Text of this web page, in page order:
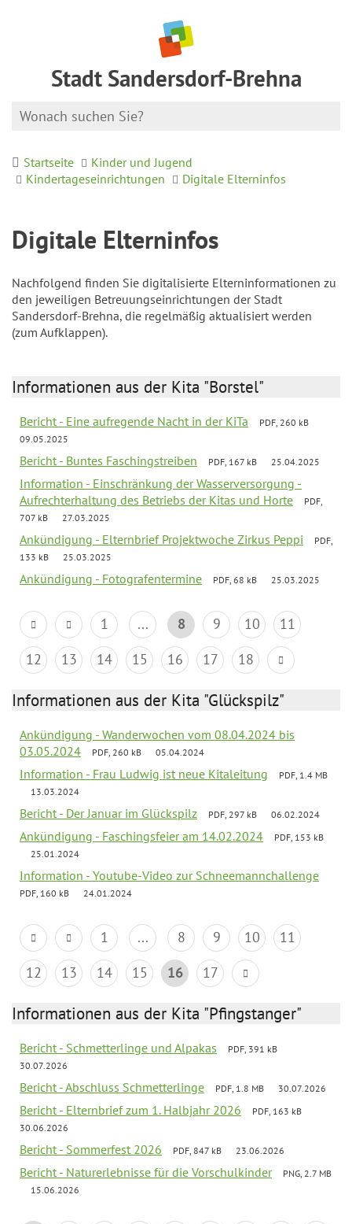
Stadt Sandersdorf-Brehna
Startseite
Kinder und Jugend
Kindertageseinrichtungen
Digitale Elterninfos
Digitale Elterninfos
Nachfolgend finden Sie digitalisierte Elterninformationen zu
den jeweiligen Betreuungseinrichtungen der Stadt
Sandersdorf-Brehna, die regelmäßig aktualisiert werden
(zum Aufklappen).
Informationen aus der Kita "Borstel"
Bericht - Eine aufregende Nacht in der KiTa
PDF, 260 kB
09.05.2025
Bericht - Buntes Faschingstreiben PDF, 167 kB 25.04.2025
Information - Einschränkung der Wasserversorgung -
Aufrechterhaltung des Betriebs der Kitas und Horte
PDF,
707 kB
27.03.2025
Ankündigung - Elternbrief Projektwoche Zirkus Peppi
PDF,
133 kB
25.03.2025
Ankündigung - Fotografentermine PDF, 68 kB 25.03.2025
1 ... 8 9 10
11
12
13 14 15 16 17 18
Informationen aus der Kita "Glückspilz"
Ankündigung - Wanderwochen vom 08.04.2024 bis
03.05.2024
PDF, 260 kB 05.04.2024
Information - Frau Ludwig ist neue Kitaleitung
PDF, 1.4 MB
13.03.2024
Bericht - Der Januar im Glückspilz PDF, 297 kB 06.02.2024
Ankündigung - Faschingsfeier am 14.02.2024
PDF, 153 kB
25.01.2024
Information - Youtube-Video zur Schneemannchallenge
PDF, 160 kB 24.01.2024
1 ... 8 9 10
11
12
13 14 15 16 17
Informationen aus der Kita "Pfingstanger"
Bericht - Schmetterlinge und Alpakas
PDF, 391 kB
30.07.2026
Bericht - Abschluss Schmetterlinge PDF, 1.8 MB 30.07.2026
Bericht - Elternbrief zum 1. Halbjahr 2026
PDF, 163 kB
30.06.2026
Bericht - Sommerfest 2026 PDF, 847 kB 23.06.2026
Bericht - Naturerlebnisse für die Vorschulkinder
PNG, 2.7 MB
15.06.2026